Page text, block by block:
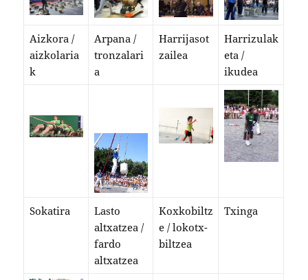
Aizkora /
aizkolaria
k
Arpana /
tronzalari
a
Harrijasot
zailea
Harrizulak
eta /
ikudea
Sokatira
Lasto
altxatzea /
fardo
altxatzea
Koxkobiltz
e / lokotx-
biltzea
Txinga